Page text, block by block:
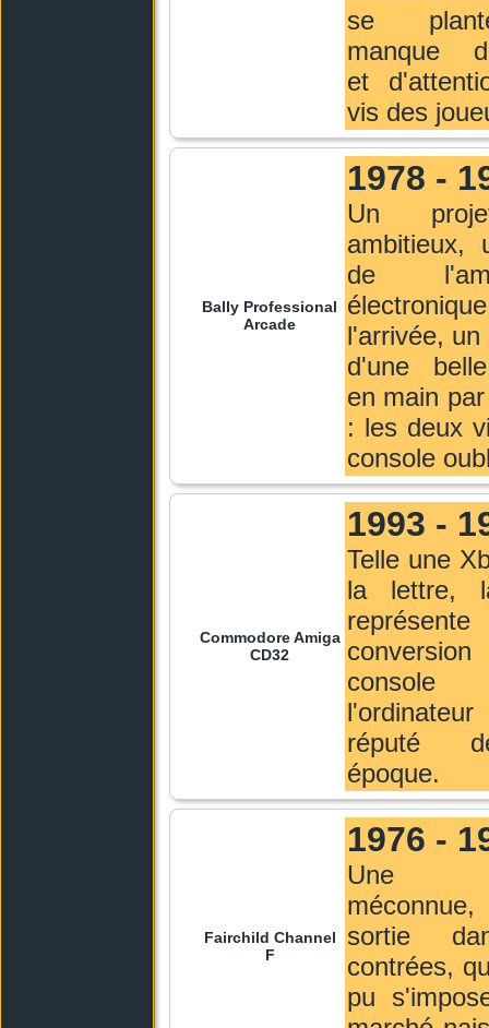
se
manque
et
vis des
Bally Professional
Arcade
1978 -
Un
ambitieux,
de
l'arrivée,
d'une
en main
: les deux
console
Commodore Amiga
CD32
1993 -
Telle une
la lettre,
réputé
époque.
Fairchild Channel
F
1976 -
Une
sortie
contrées,
pu